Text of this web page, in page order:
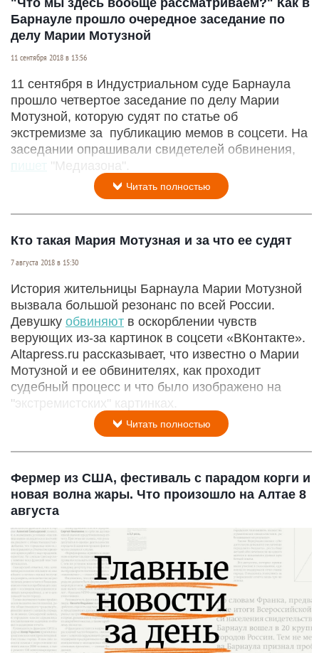
Барнауле прошло очередное заседание по
делу Марии Мотузной
11 сентября 2018 в 13:56
11 сентября в Индустриальном суде Барнаула
прошло четвертое заседание по делу Марии
Мотузной, которую судят по статье об
экстремизме за публикацию мемов в соцсети. На
заседании опрашивали свидетелей обвинения,
пишет
"Медиазона".
Читать полностью
Кто такая Мария Мотузная и за что ее судят
7 августа 2018 в 15:30
История жительницы Барнаула Марии Мотузной
вызвала большой резонанс по всей России.
Девушку обвиняют в оскорблении чувств
верующих из-за картинок в соцсети «ВКонтакте».
Altapress.ru рассказывает, что известно о Марии
Мотузной и ее обвинителях, как проходит
судебный процесс и что было изображено на
"экстремистских" картинках.
Читать полностью
Фермер из США, фестиваль с парадом корги и
новая волна жары. Что произошло на Алтае 8
августа